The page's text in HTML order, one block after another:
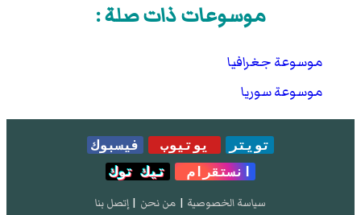
موسوعات ذات صلة :
موسوعة جغرافيا
موسوعة سوريا
تويتر يوتيوب
فيسبوك
انستقرام
تيك توك
سياسة الخصوصية | من نحن | إتصل بنا